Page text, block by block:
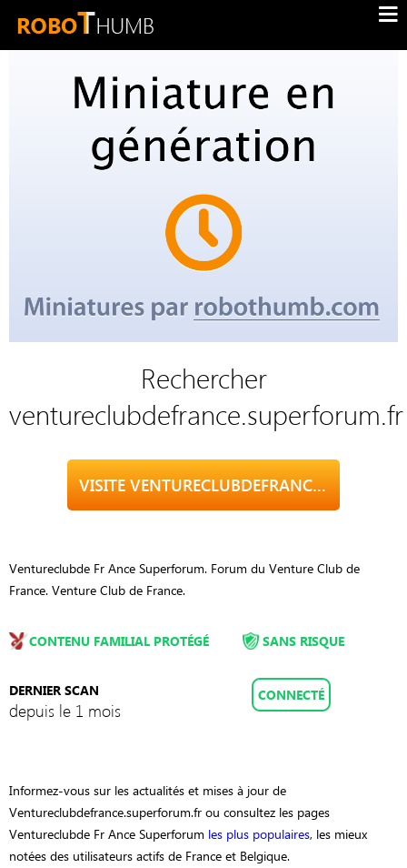
Rechercher
ventureclubdefrance.superforum.fr
VISITE VENTURECLUBDEFRANCE.SUPERFORUM.FR
Ventureclubde Fr Ance Superforum. Forum du Venture Club de
France. Venture Club de France.
CONTENU FAMILIAL PROTÉGÉ
DERNIER SCAN
depuis le 1 mois
SANS RISQUE
CONNECTÉ
Informez-vous sur les actualités et mises à jour de
Ventureclubdefrance.superforum.fr ou consultez les pages
Ventureclubde Fr Ance Superforum les plus populaires, les mieux
notées des utilisateurs actifs de France et Belgique.